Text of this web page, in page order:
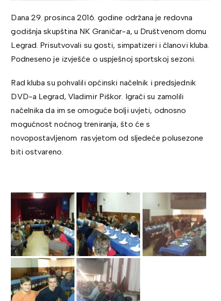
Dana 29. prosinca 2016. godine održana je redovna
godišnja skupština NK Graničar-a, u Društvenom domu
Legrad. Prisutvovali su gosti, simpatizeri i članovi kluba.
Podneseno je izvješće o uspješnoj sportskoj sezoni.
Rad kluba su pohvalili općinski načelnik i predsjednik
DVD-a Legrad, Vladimir Piškor. Igrači su zamolili
načelnika da im se omoguće bolji uvjeti, odnosno
mogućnost noćnog treniranja, što će s
novopostavljenom rasvjetom od sljedeće polusezone
biti ostvareno.